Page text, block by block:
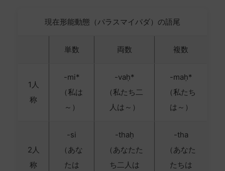
現在形能動態（パラスマイパダ）の語尾
単数 両数 複数
1人
称
-mi*
（私は
～）
-vaḥ*
（私たち二
人は～）
-maḥ*
（私たち
は～）
2人
称
-si
（あな
たは
-thaḥ
（あなたた
ち二人は
-tha
（あなた
たちは